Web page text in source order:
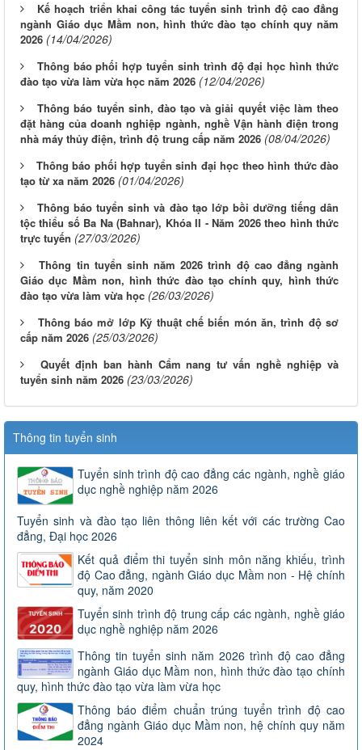
Kế hoạch triển khai công tác tuyển sinh trình độ cao đẳng
ngành Giáo dục Mầm non, hình thức đào tạo chính quy năm
2026 (14/04/2026)
Thông báo phối hợp tuyển sinh trình độ đại học hình thức
đào tạo vừa làm vừa học năm 2026 (12/04/2026)
Thông báo tuyển sinh, đào tạo và giải quyết việc làm theo
đặt hàng của doanh nghiệp ngành, nghề Vận hành điện trong
nhà máy thủy điện, trình độ trung cấp năm 2026 (08/04/2026)
Thông báo phối hợp tuyển sinh đại học theo hình thức đào
tạo từ xa năm 2026 (01/04/2026)
Thông báo tuyển sinh và đào tạo lớp bồi dưỡng tiếng dân
tộc thiểu số Ba Na (Bahnar), Khóa II - Năm 2026 theo hình thức
trực tuyến (27/03/2026)
Thông tin tuyển sinh năm 2026 trình độ cao đẳng ngành
Giáo dục Mầm non, hình thức đào tạo chính quy, hình thức
đào tạo vừa làm vừa học (26/03/2026)
Thông báo mở lớp Kỹ thuật chế biến món ăn, trình độ sơ
cấp năm 2026 (25/03/2026)
Quyết định ban hành Cẩm nang tư vấn nghề nghiệp và
tuyển sinh năm 2026 (23/03/2026)
Thông tin tuyển sinh
Tuyển sinh trình độ cao đẳng các ngành, nghề giáo
dục nghề nghiệp năm 2026
Tuyển sinh và đào tạo liên thông liên kết với các trường Cao
đẳng, Đại học 2026
Kết quả điểm thi tuyển sinh môn năng khiếu, trình
độ Cao đẳng, ngành Giáo dục Mầm non - Hệ chính
quy, năm 2020
Tuyển sinh trình độ trung cấp các ngành, nghề giáo
dục nghề nghiệp năm 2026
Thông tin tuyển sinh năm 2026 trình độ cao đẳng
ngành Giáo dục Mầm non, hình thức đào tạo chính
quy, hình thức đào tạo vừa làm vừa học
Thông báo điểm chuẩn trúng tuyển trình độ cao
đẳng ngành Giáo dục Mầm non, hệ chính quy năm
2024